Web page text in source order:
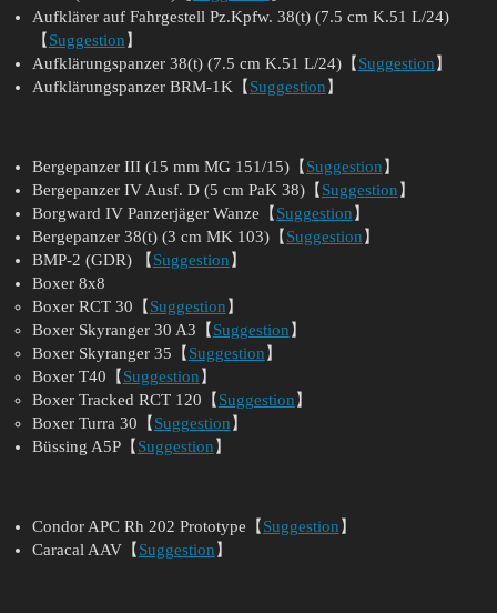
Aufklärer auf Fahrgestell Pz.Kpfw. 38(t) (7.5 cm K.51 L/24)
【 Suggestion 】
Aufklärungspanzer 38(t) (7.5 cm K.51 L/24)【 Suggestion 】
Aufklärungspanzer BRM-1K【 Suggestion 】
Bergepanzer III (15 mm MG 151/15)【 Suggestion 】
Bergepanzer IV Ausf. D (5 cm PaK 38)【 Suggestion 】
Borgward IV Panzerjäger Wanze【 Suggestion 】
Bergepanzer 38(t) (3 cm MK 103)【 Suggestion 】
BMP-2 (GDR) 【 Suggestion 】
Boxer 8x8
Boxer RCT 30【 Suggestion 】
Boxer Skyranger 30 A3【 Suggestion 】
Boxer Skyranger 35【 Suggestion 】
Boxer T40【 Suggestion 】
Boxer Tracked RCT 120【 Suggestion 】
Boxer Turra 30【 Suggestion 】
Büssing A5P【 Suggestion 】
Condor APC Rh 202 Prototype【 Suggestion 】
Caracal AAV【 Suggestion 】